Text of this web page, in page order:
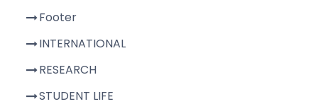
Footer
INTERNATIONAL
RESEARCH
STUDENT LIFE